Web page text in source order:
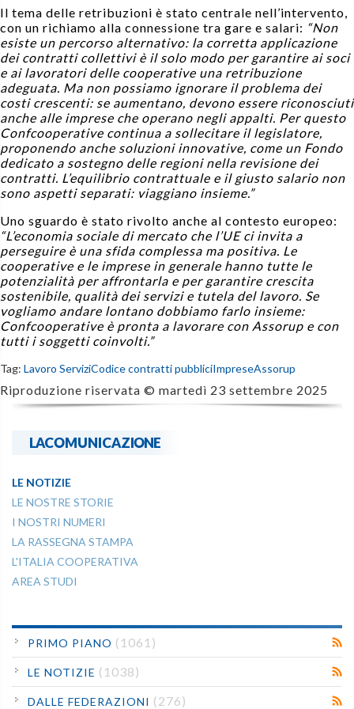
Il tema delle retribuzioni è stato centrale nell’intervento,
con un richiamo alla connessione tra gare e salari: “Non
esiste un percorso alternativo: la corretta applicazione
dei contratti collettivi è il solo modo per garantire ai soci
e ai lavoratori delle cooperative una retribuzione
adeguata. Ma non possiamo ignorare il problema dei
costi crescenti: se aumentano, devono essere riconosciuti
anche alle imprese che operano negli appalti. Per questo
Confcooperative continua a sollecitare il legislatore,
proponendo anche soluzioni innovative, come un Fondo
dedicato a sostegno delle regioni nella revisione dei
contratti. L’equilibrio contrattuale e il giusto salario non
sono aspetti separati: viaggiano insieme.”
Uno sguardo è stato rivolto anche al contesto europeo:
“L’economia sociale di mercato che l’UE ci invita a
perseguire è una sfida complessa ma positiva. Le
cooperative e le imprese in generale hanno tutte le
potenzialità per affrontarla e per garantire crescita
sostenibile, qualità dei servizi e tutela del lavoro. Se
vogliamo andare lontano dobbiamo farlo insieme:
Confcooperative è pronta a lavorare con Assorup e con
tutti i soggetti coinvolti.”
Tag: Lavoro ServiziCodice contratti pubbliciImpreseAssorup
Riproduzione riservata © martedì 23 settembre 2025
LACOMUNICAZIONE
LE NOTIZIE
LE NOSTRE STORIE
I NOSTRI NUMERI
LA RASSEGNA STAMPA
L'ITALIA COOPERATIVA
AREA STUDI
PRIMO PIANO (1061)
LE NOTIZIE (1038)
DALLE FEDERAZIONI (276)